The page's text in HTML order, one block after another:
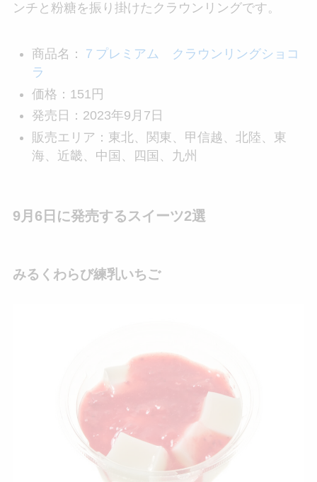
ンチと粉糖を振り掛けたクラウンリングです。
商品名：
７プレミアム クラウンリングショコ
ラ
価格：151円
発売日：2023年9月7日
販売エリア：東北、関東、甲信越、北陸、東
海、近畿、中国、四国、九州
9月6日に発売するスイーツ2選
みるくわらび練乳いちご